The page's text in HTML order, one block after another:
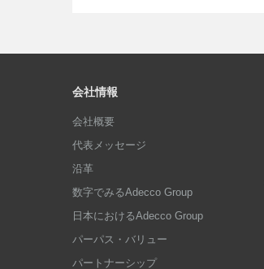
会社情報
会社概要
代表メッセージ
沿革
数字でみるAdecco Group
日本におけるAdecco Group
パーパス・バリュー
パートナーシップ